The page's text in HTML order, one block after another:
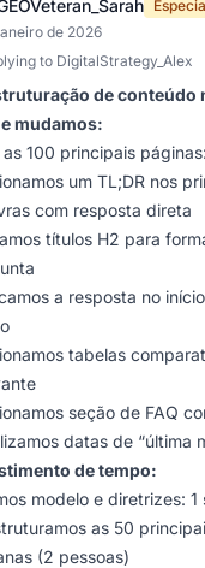
de 2026
to DigitalStrategy_Alex
de conteúdo
mudamos:
as 100 principais páginas:
um TL;DR nos
com resposta direta
títulos H2 para
a resposta no
tabelas
seção de FAQ
datas de “última
de tempo:
modelo e diretrizes: 1
as 50
(2 pessoas)